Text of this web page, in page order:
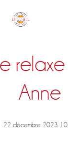
Anne
22 décembre 2023